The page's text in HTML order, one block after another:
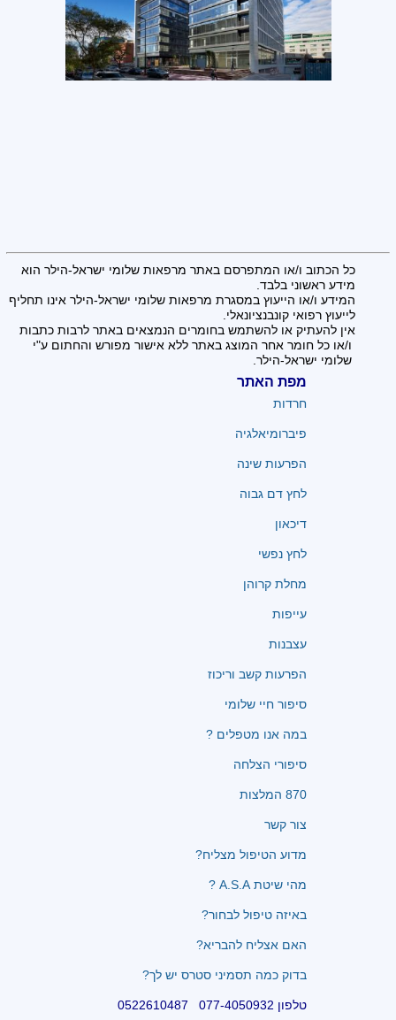
כל הכתוב ו/או המתפרסם באתר מרפאות שלומי ישראל-הילר הוא
מידע ראשוני בלבד.
המידע ו/או הייעוץ במסגרת מרפאות שלומי ישראל-הילר אינו תחליף
לייעוץ רפואי קונבנציונאלי.
אין להעתיק או להשתמש בחומרים הנמצאים באתר לרבות כתבות
ו/או כל חומר אחר המוצג באתר ללא אישור מפורש והחתום ע"י
שלומי ישראל-הילר.
מפת האתר
חרדות
פיברומיאלגיה
הפרעות שינה
לחץ דם גבוה
דיכאון
לחץ נפשי
מחלת קרוהן
עייפות
עצבנות
הפרעות קשב וריכוז
סיפור חיי שלומי
במה אנו מטפלים ?
סיפורי הצלחה
870 המלצות
צור קשר
מדוע הטיפול מצליח?
מהי שיטת A.S.A ?
באיזה טיפול לבחור?
האם אצליח להבריא?
בדוק כמה תסמיני סטרס יש לך?
טלפון 077-4050932 0522610487